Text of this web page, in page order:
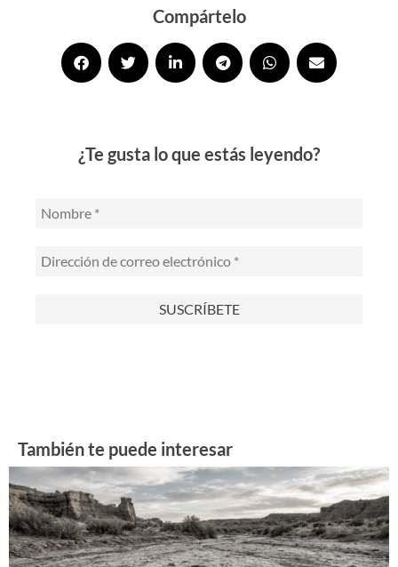
Compártelo
¿Te gusta lo que estás leyendo?
También te puede interesar